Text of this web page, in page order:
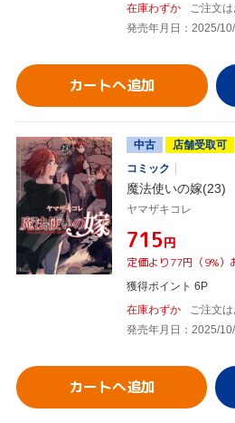
在庫わずか
ご注文
発売年月日：2025/
カートへ追加
中古
店舗受取可
コミック
魔法使いの嫁(23)
ヤマザキコレ
¥715円
定価より77円（9%）
獲得ポイント 6P
在庫わずか
ご注文
発売年月日：2025/
カートへ追加